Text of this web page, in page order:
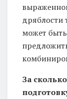
дряблости
может
За